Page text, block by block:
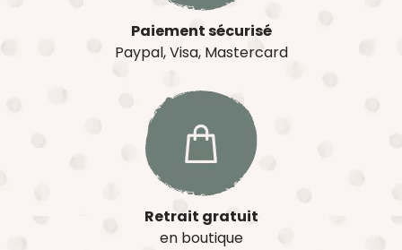
Paiement sécurisé
Paypal, Visa, Mastercard
Retrait gratuit
en boutique